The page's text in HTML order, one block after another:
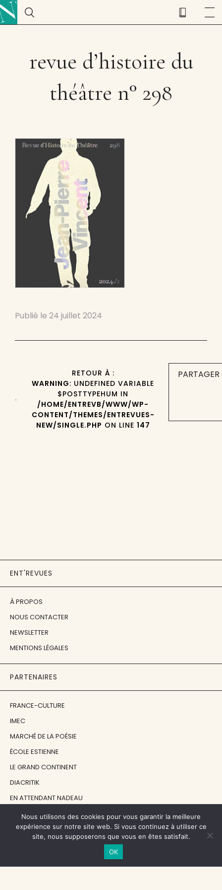
revue d’histoire du
théâtre n° 298
Publié le 24 juillet 2024
RETOUR À :
WARNING: UNDEFINED VARIABLE
$POSTTYPEHUM IN
/HOME/ENTREVB/WWW/WP-
CONTENT/THEMES/ENTREVUES-
NEW/SINGLE.PHP ON LINE 147
ENT'REVUES
À PROPOS
NOUS CONTACTER
NEWSLETTER
MENTIONS LÉGALES
PARTENAIRES
FRANCE-CULTURE
IMEC
MARCHÉ DE LA POÉSIE
ÉCOLE ESTIENNE
LE GRAND CONTINENT
DIACRITIK
EN ATTENDANT NADEAU
NOS SOUTIENS
Nous utilisons des cookies pour vous garantir la meilleure
expérience sur notre site web. Si vous continuez à utiliser ce
site, nous supposerons que vous en êtes satisfait.
OK